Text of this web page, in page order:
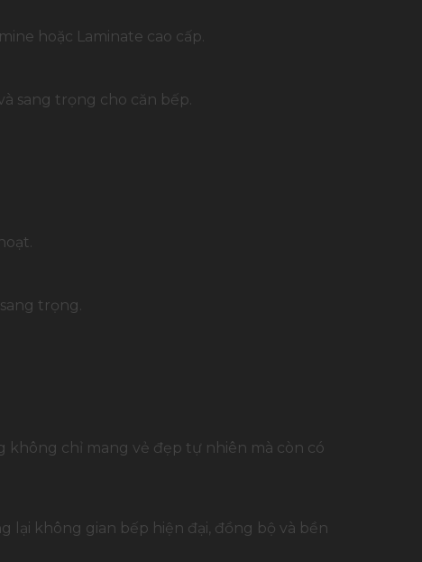
hoặc Laminate cao cấp.
sang trọng cho căn bếp.
trọng.
không chỉ mang vẻ đẹp tự nhiên mà còn có
lại không gian bếp hiện đại, đồng bộ và bền